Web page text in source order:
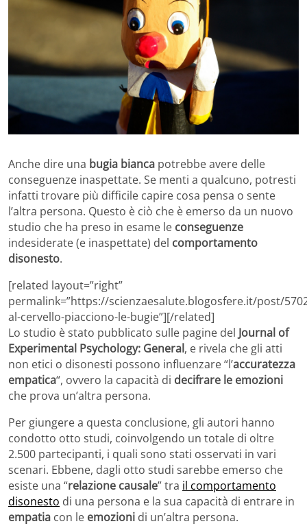
Anche dire una bugia bianca potrebbe avere delle
conseguenze inaspettate. Se menti a qualcuno, potresti
infatti trovare più difficile capire cosa pensa o sente
l’altra persona. Questo è ciò che è emerso da un nuovo
studio che ha preso in esame le conseguenze
indesiderate (e inaspettate) del comportamento
disonesto.
[related layout=”right”
permalink=”https://scienzaesalute.blogosfere.it/post/
al-cervello-piacciono-le-bugie”][/related]
Lo studio è stato pubblicato sulle pagine del Journal of
Experimental Psychology: General, e rivela che gli atti
non etici o disonesti possono influenzare “l’accuratezza
empatica“, ovvero la capacità di decifrare le emozioni
che prova un’altra persona.
Per giungere a questa conclusione, gli autori hanno
condotto otto studi, coinvolgendo un totale di oltre
2.500 partecipanti, i quali sono stati osservati in vari
scenari. Ebbene, dagli otto studi sarebbe emerso che
esiste una “relazione causale” tra il comportamento
disonesto di una persona e la sua capacità di entrare in
empatia con le emozioni di un’altra persona.